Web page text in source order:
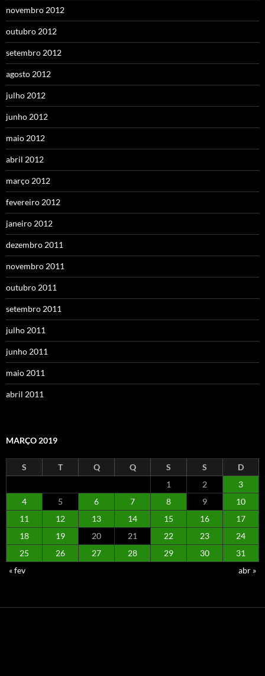
novembro 2012
outubro 2012
setembro 2012
agosto 2012
julho 2012
junho 2012
maio 2012
abril 2012
março 2012
fevereiro 2012
janeiro 2012
dezembro 2011
novembro 2011
outubro 2011
setembro 2011
julho 2011
junho 2011
maio 2011
abril 2011
MARÇO 2019
S T Q Q S S
D
1
2
3
4
5 6 7 8 9
10
11
12 13 14 15 16
17
18
19 20 21 22 23
24
25
26 27 28 29 30
31
« fev
abr »